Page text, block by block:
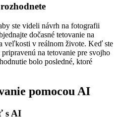
ste videli návrh na fotografii
dočasné tetovanie na
veľkosti v reálnom živote. Keď ste
na tetovanie pre svojho
bolo posledné, ktoré
pomocou AI
s AI